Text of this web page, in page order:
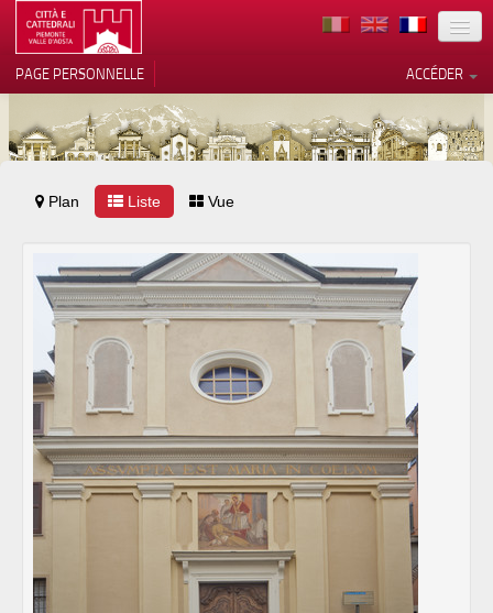
TERRITOIRE
ARCHITECTURE
MUSÉES
EVÉNEMENTS
ACCUEIL
BÉNÉVOLES
PRESS
ACCÉDER
PAGE PERSONNELLE
Plan Liste Vue
Notification lors de la collecte
Vos choix en matière de